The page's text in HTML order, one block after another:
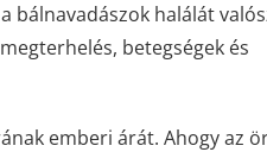
bálnavadászok halálát
betegségek és
emberi árát. Ahogy az